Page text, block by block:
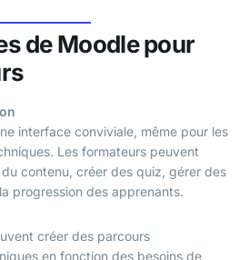
de Moodle pour
interface conviviale, même pour les
Les formateurs peuvent
contenu, créer des quiz, gérer des
progression des apprenants.
créer des parcours
en fonction des besoins de